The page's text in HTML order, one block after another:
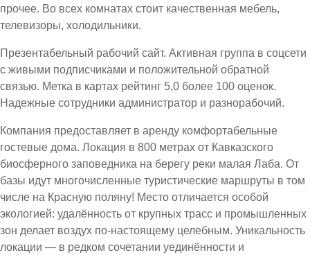
прочее. Во всех комнатах стоит качественная мебель,
телевизоры, холодильники.
Презентабельный рабочий сайт. Активная группа в соцсети
с живыми подписчиками и положительной обратной
связью. Метка в картах рейтинг 5,0 более 100 оценок.
Надежные сотрудники администратор и разнорабочий.
Компания предоставляет в аренду комфортабельные
гостевые дома. Локация в 800 метрах от Кавказского
биосферного заповедника на берегу реки малая Лаба. От
базы идут многочисленные туристические маршруты в том
числе на Красную поляну! Место отличается особой
экологией: удалённость от крупных трасс и промышленных
зон делает воздух по-настоящему целебным. Уникальность
локации — в редком сочетании уединённости и